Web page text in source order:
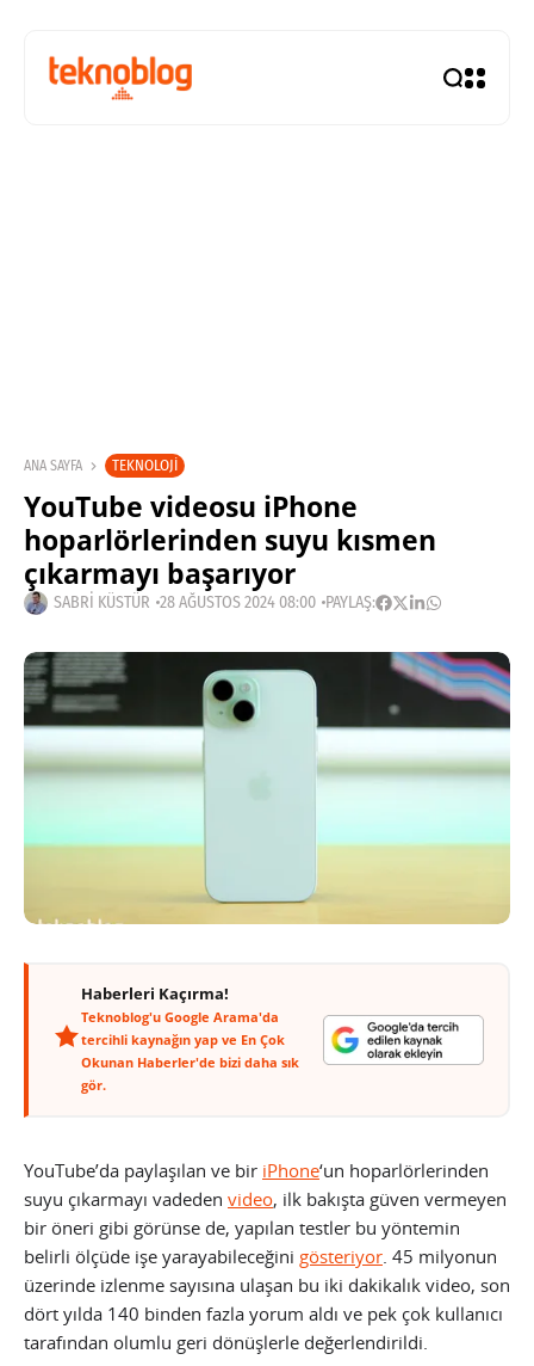
ANA SAYFA TEKNOLOJI
YouTube videosu iPhone
hoparlörlerinden suyu kısmen
çıkarmayı başarıyor
SABRI KÜSTÜR 28 AĞUSTOS 2024 08:00 PAYLAŞ:
Haberleri Kaçırma!
Teknoblog'u Google Arama'da
tercihli kaynağın yap ve En Çok
Okunan Haberler'de bizi daha sık
gör.
YouTube’da paylaşılan ve bir iPhone‘un hoparlörlerinden
suyu çıkarmayı vadeden video, ilk bakışta güven vermeyen
bir öneri gibi görünse de, yapılan testler bu yöntemin
belirli ölçüde işe yarayabileceğini gösteriyor. 45 milyonun
üzerinde izlenme sayısına ulaşan bu iki dakikalık video, son
dört yılda 140 binden fazla yorum aldı ve pek çok kullanıcı
tarafından olumlu geri dönüşlerle değerlendirildi.